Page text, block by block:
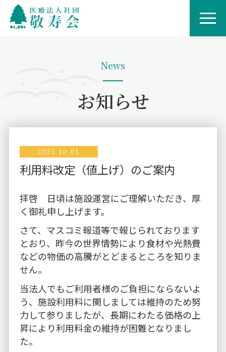
News
お知らせ
2025.10.01
利用料改定（値上げ）のご案内
拝啓 日頃は施設運営にご理解いただき、厚
く御礼申し上げます。
さて、マスコミ報道等で報じられております
とおり、昨今の世界情勢により食材や光熱費
などの物価の高騰がとどまるところを知りま
せん。
当法人でもご利用者様のご負担にならないよ
う、施設利用料に関しましては維持のため努
力して参りましたが、長期にわたる価格の上
昇により利用料金の維持が困難となりまし
た。